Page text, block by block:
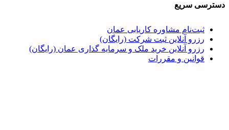
دسترسی سریع
ثبت‌نام مشاوره کاریابی عمان
رزرو آنلاین ثبت شرکت (رایگان)
رزرو آنلاین خرید ملک و سرمایه گذاری عمان (رایگان)
قوانین و مقررات